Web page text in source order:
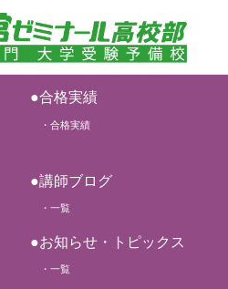
●合格実績
・合格実績
●講師ブログ
・一覧
●お知らせ・トピックス
・一覧